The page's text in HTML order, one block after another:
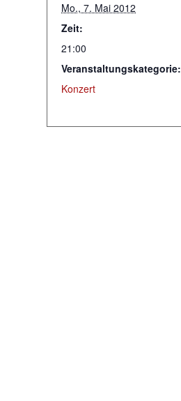
Mo., 7. Mai 2012
Zeit:
21:00
Veranstaltungskategorie:
Konzert